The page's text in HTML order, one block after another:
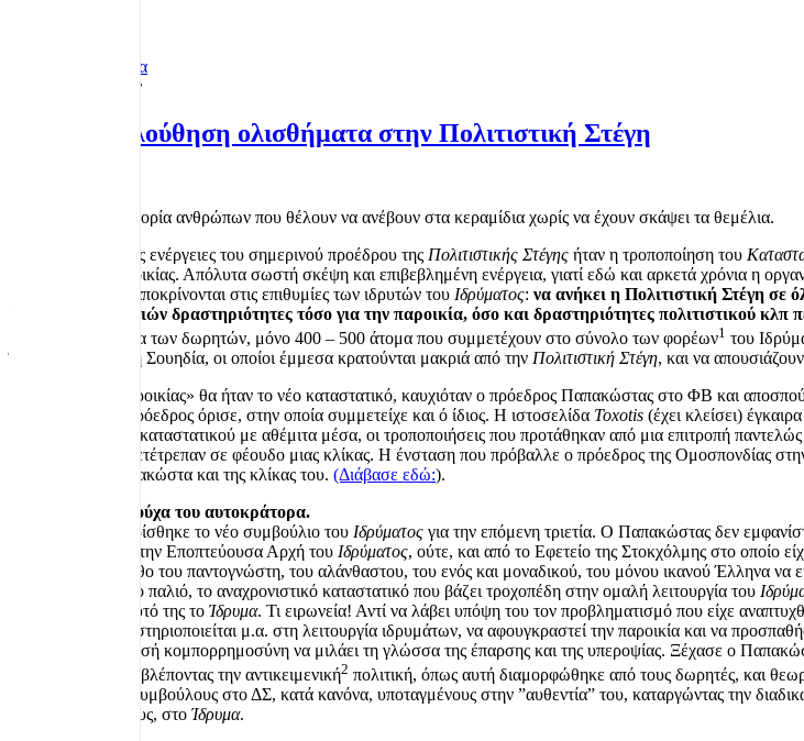
Επικαιρότητα
1 χρόνο πριν
Κατ’ εξακολούθηση ολισθήματα στην Πολιτιστική Στέγη
Υπάρχει μια κατηγορία ανθρώπων που θέλουν να ανέβουν στα κεραμίδια χωρίς να έχουν σκάψει τα θεμέλια.
Μια από τις πρώτες ενέργειες του σημερινού προέδρου της Πολιτιστικής Στέγης ήταν η τροποποίηση του
συνθήκες της παροικίας. Απόλυτα σωστή σκέψη και επιβεβλημένη ενέργεια, γιατί εδώ και αρκετά χρόνια η
δεν ανταποκρίνονται στις επιθυμίες των ιδρυτών του Ιδρύματος: να ανήκει η Πολιτιστική Στέγη σε
για διαφόρων λογιών δραστηριότητες τόσο για την παροικία, όσο και δραστηριότητες πολιτιστικού
ενάντια στο πνεύμα των δωρητών, μόνο 400 – 500 άτομα που συμμετέχουν στο σύνολο των φορέων1 του
Έλληνες σε όλη τη Σουηδία, οι οποίοι έμμεσα κρατούνται μακριά από την Πολιτιστική Στέγη, και να
«Κόσμημα της παροικίας» θα ήταν το νέο καταστατικό, καυχιόταν ο πρόεδρος Παπακώστας στο ΦΒ και
επιτροπής που ο πρόεδρος όρισε, στην οποία συμμετείχε και ό ίδιος. Η ιστοσελίδα Toxotis (έχει κλείσει)
τροποποίησης του καταστατικού με αθέμιτα μέσα, οι τροποποιήσεις που προτάθηκαν από μια επιτροπή
παροικία, και το μετέτρεπαν σε φέουδο μιας κλίκας. Η ένσταση που πρόβαλλε ο πρόεδρος της Ομοσπονδίας
Βατερλώ του Παπακώστα και της κλίκας του. (Διάβασε εδώ:).
Τα μπαλωμένα ρούχα του αυτοκράτορα.
Στις 14/12/2024 ορίσθηκε το νέο συμβούλιο του Ιδρύματος για την επόμενη τριετία. Ο Παπακώστας δεν
εγκριθεί ούτε από την Εποπτεύουσα Αρχή του Ιδρύματος, ούτε, και από το Εφετείο της Στοκχόλμης στο οποίο
διατηρήσει τον μύθο του παντογνώστη, του αλάνθαστου, του ενός και μοναδικού, του μόνου ικανού Έλληνα να
Εμφανίστηκε με το παλιό, το αναχρονιστικό καταστατικό που βάζει τροχοπέδη στην ομαλή λειτουργία του
ελέγχει για τον εαυτό της το Ίδρυμα. Τι ειρωνεία! Αντί να λάβει υπόψη του τον προβληματισμό που είχε
δικηγόρο που δραστηριοποιείται μ.α. στη λειτουργία ιδρυμάτων, να αφουγκραστεί την παροικία και να
συνεχίζει με περισσή κομπορρημοσύνη να μιλάει τη γλώσσα της έπαρσης και της υπεροψίας. Ξέχασε ο
διαλαλούσε. Παραβλέποντας την αντικειμενική2 πολιτική, όπως αυτή διαμορφώθηκε από τους δωρητές, και
φρόντισε να έχει συμβούλους στο ΔΣ, κατά κανόνα, υποταγμένους στην ”αυθεντία” του, καταργώντας την
απεσταλμένους τους, στο Ίδρυμα.